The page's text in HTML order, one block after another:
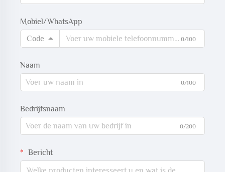
Mobiel/WhatsApp
Code
0/100
Naam
0/100
Bedrijfsnaam
0/200
Bericht